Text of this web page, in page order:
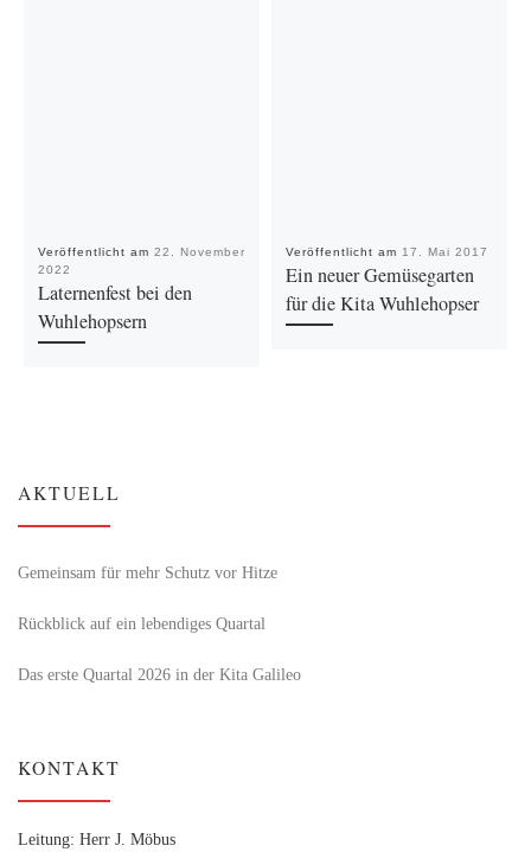
Veröffentlicht am 22. November
2022
Laternenfest bei den
Wuhlehopsern
Veröffentlicht am 17. Mai 2017
Ein neuer Gemüsegarten
für die Kita Wuhlehopser
AKTUELL
Gemeinsam für mehr Schutz vor Hitze
Rückblick auf ein lebendiges Quartal
Das erste Quartal 2026 in der Kita Galileo
KONTAKT
Leitung: Herr J. Möbus